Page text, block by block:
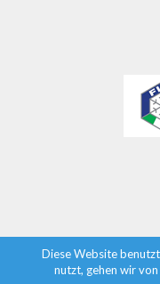
Diese Website
nutzt, gehen wir